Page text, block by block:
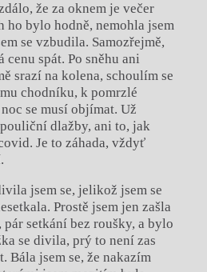
že za oknem je večer
ho bylo hodně, nemohla jsem
se vzbudila. Samozřejmě,
cenu spát. Po sněhu ani
srazí na kolena, schoulím se
chodníku, k pomrzlé
se musí objímat. Už
dlažby, ani to, jak
Je to záhada, vždyť
jsem se, jelikož jsem se
Prostě jsem jen zašla
pár setkání bez roušky, a bylo
se divila, prý to není zas
Bála jsem se, že nakazím